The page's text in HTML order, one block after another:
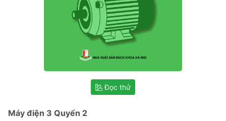
Đọc thử
Máy điện 3 Quyển 2